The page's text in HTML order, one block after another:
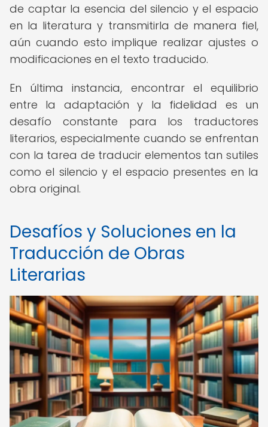
de captar la esencia del silencio y el espacio
en la literatura y transmitirla de manera fiel,
aún cuando esto implique realizar ajustes o
modificaciones en el texto traducido.
En última instancia, encontrar el equilibrio
entre la adaptación y la fidelidad es un
desafío constante para los traductores
literarios, especialmente cuando se enfrentan
con la tarea de traducir elementos tan sutiles
como el silencio y el espacio presentes en la
obra original.
Desafíos y Soluciones en la
Traducción de Obras
Literarias